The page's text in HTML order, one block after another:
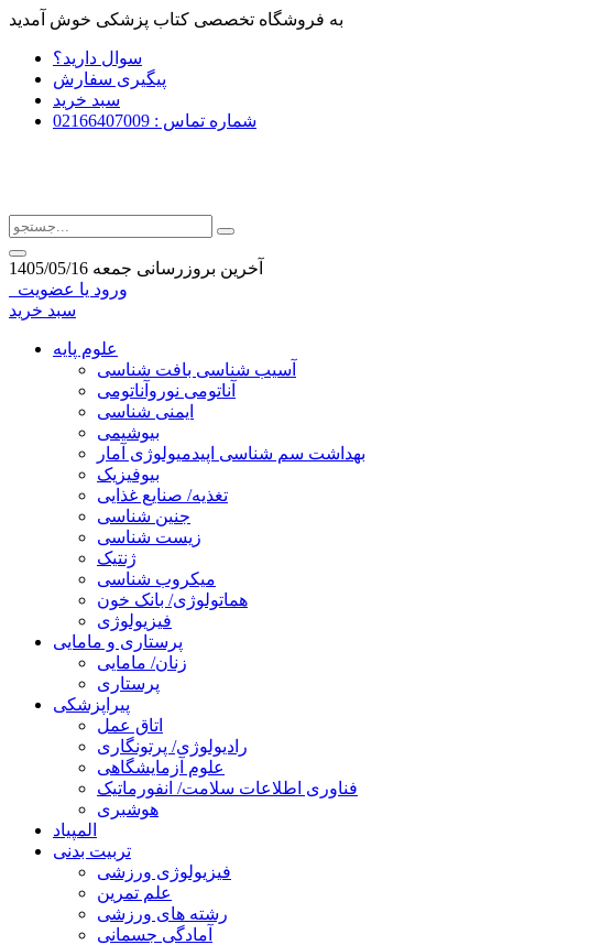
به فروشگاه تخصصی کتاب پزشکی خوش آمدید
سوال دارید؟
پیگیری سفارش
سبد خرید
شماره تماس : 02166407009
آخرین بروزرسانی جمعه 1405/05/16
ورود یا عضویت
سبد خرید
علوم پایه
آسیب شناسی بافت شناسی
آناتومی نوروآناتومی
ایمنی شناسی
بیوشیمی
بهداشت سم شناسی اپیدمیولوژی آمار
بیوفیزیک
تغذیه/ صنایع غذایی
جنین شناسی
زیست شناسی
ژنتیک
میکروب شناسی
هماتولوژی/ بانک خون
فیزیولوژی
پرستاری و مامایی
زنان/ مامایی
پرستاری
پیراپزشکی
اتاق عمل
رادیولوژی/ پرتونگاری
علوم آزمایشگاهی
فناوری اطلاعات سلامت/ انفورماتیک
هوشبری
المپیاد
تربیت بدنی
فیزیولوژی ورزشی
علم تمرین
رشته های ورزشی
آمادگی جسمانی